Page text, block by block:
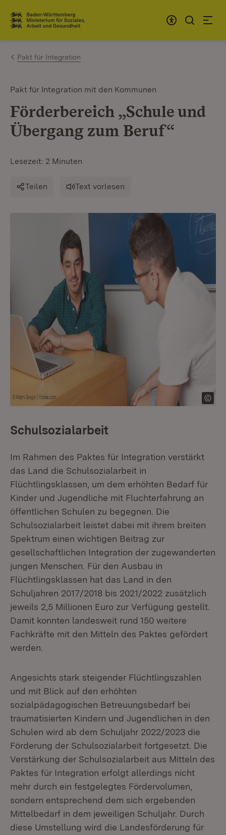
Zum Inhalt springen
Link zur Startseite
Pakt für Integration
Pakt für Integration mit den Kommunen
Förderbereich „Schule und
Übergang zum Beruf“
Lesezeit: 2 Minuten
Teilen Text vorlesen
Schulsozialarbeit
Im Rahmen des Paktes für Integration verstärkt
das Land die Schulsozialarbeit in
Flüchtlingsklassen, um dem erhöhten Bedarf für
Kinder und Jugendliche mit Fluchterfahrung an
öffentlichen Schulen zu begegnen. Die
Schulsozialarbeit leistet dabei mit ihrem breiten
Spektrum einen wichtigen Beitrag zur
gesellschaftlichen Integration der zugewanderten
jungen Menschen. Für den Ausbau in
Flüchtlingsklassen hat das Land in den
Schuljahren 2017/2018 bis 2021/2022 zusätzlich
jeweils 2,5 Millionen Euro zur Verfügung gestellt.
Damit konnten landesweit rund 150 weitere
Fachkräfte mit den Mitteln des Paktes gefördert
werden.
Angesichts stark steigender Flüchtlingszahlen
und mit Blick auf den erhöhten
sozialpädagogischen Betreuungsbedarf bei
traumatisierten Kindern und Jugendlichen in den
Schulen wird ab dem Schuljahr 2022/2023 die
Förderung der Schulsozialarbeit fortgesetzt. Die
Verstärkung der Schulsozialarbeit aus Mitteln des
Paktes für Integration erfolgt allerdings nicht
mehr durch ein festgelegtes Fördervolumen,
sondern entsprechend dem sich ergebenden
Mittelbedarf in dem jeweiligen Schuljahr. Durch
diese Umstellung wird die Landesförderung für